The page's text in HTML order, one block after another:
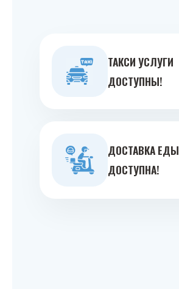
ТАКСИ УСЛУГИ
ДОСТУПНЫ!
ДОСТАВКА ЕДЫ
ДОСТУПНА!